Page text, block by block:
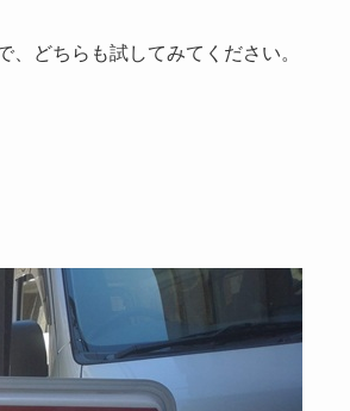
どちらも試してみてください。